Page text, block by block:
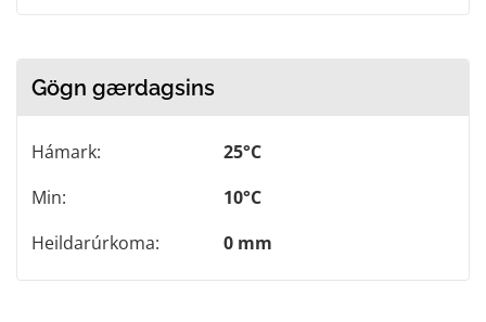
Gögn gærdagsins
Hámark:
25°C
Min:
10°C
Heildarúrkoma:
0 mm